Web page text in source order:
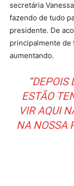
secretária
fazendo de tudo
presidente. De
principalmente de
aumentando.
“DEPOIS
ESTÃO
VIR AQUI
NA NOSSA